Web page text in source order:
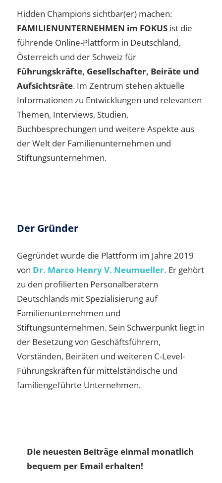
Hidden Champions sichtbar(er) machen:
FAMILIENUNTERNEHMEN im FOKUS ist die
führende Online-Plattform in Deutschland,
Österreich und der Schweiz für
Führungskräfte, Gesellschafter, Beiräte und
Aufsichtsräte. Im Zentrum stehen aktuelle
Informationen zu Entwicklungen und relevanten
Themen, Interviews, Studien,
Buchbesprechungen und weitere Aspekte aus
der Welt der Familienunternehmen und
Stiftungsunternehmen.
Der Gründer
Gegründet wurde die Plattform im Jahre 2019
von Dr. Marco Henry V. Neumueller. Er gehört
zu den profilierten Personalberatern
Deutschlands mit Spezialisierung auf
Familienunternehmen und
Stiftungsunternehmen. Sein Schwerpunkt liegt in
der Besetzung von Geschäftsführern,
Vorständen, Beiräten und weiteren C-Level-
Führungskräften für mittelständische und
familiengeführte Unternehmen.
Die neuesten Beiträge einmal monatlich
bequem per Email erhalten!